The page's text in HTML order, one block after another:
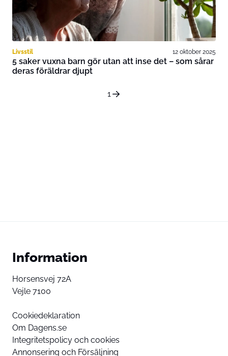
Livsstil 12 oktober 2025
5 saker vuxna barn gör utan att inse det – som sårar
deras föräldrar djupt
1
Information
Horsensvej 72A
Vejle 7100
Cookiedeklaration
Om Dagens.se
Integritetspolicy och cookies
Annonsering och Försäljning